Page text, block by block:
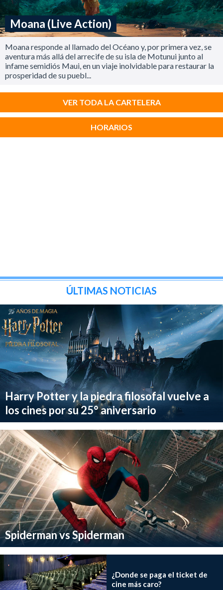
Moana (Live Action)
Moana responde al llamado del Océano y, por primera vez, se
aventura más allá del arrecife de su isla de Motunui junto al
infame semidiós Maui, en un viaje inolvidable para restaurar la
prosperidad de su puebl...
VER TODA LA CARTELERA
HORARIOS
ÚLTIMAS NOTICIAS
Harry Potter y la piedra filosofal vuelve a
los cines por su 25° aniversario
Spiderman vs Spiderman
¿Donde se paga el ticket de
cine más caro?